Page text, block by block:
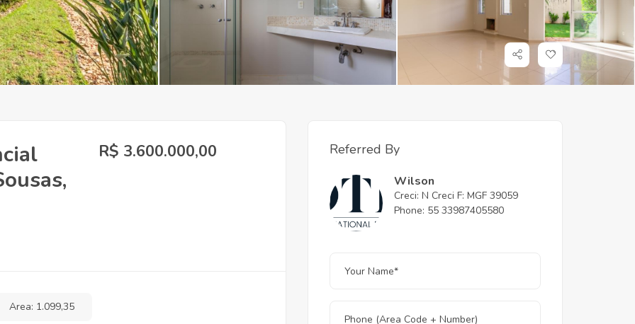
R$ 3.600.000,00
Area: 1.099,35
Referred By
Wilson
Creci: N Creci F: MGF 39059
Phone: 55 33987405580